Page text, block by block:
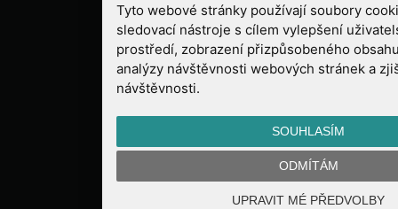
Tyto webové stránky používají soubory
sledovací nástroje s cílem vylepšení
prostředí, zobrazení přizpůsobeného
analýzy návštěvnosti webových stránek a
návštěvnosti.
SOUHLASÍM
ODMÍTÁM
UPRAVIT MÉ PŘEDVOLBY